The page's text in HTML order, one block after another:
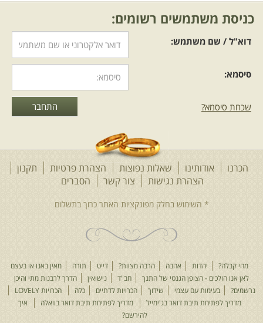
כניסת משתמשים רשומים:
דוא"ל / שם משתמש:
סיסמא:
שכחת סיסמא?
הכרנו אודותינו שאלות נפוצות הצהרת פרטיות
תקנון
הצהרת נגישות
צור קשר הסברים
מהי קבלה? יהדות אהבה הרבה מצוות? דייט תורה
מאין באנו או בעצם
לאן אנו הולכים - הצופן הגנטי של התנך
חב"ד נישואין
הדרך לרבנות מתי והיכן
נרשמים?
בעימות עם עצמי שידוך הכרויות לדתיים כלה
הכרויות LOVELY
מדריך לפתיחת תיבת דואר בג'ימייל
מדריך לפתיחת תיבת דואר בוואלה
איך
להירשם?